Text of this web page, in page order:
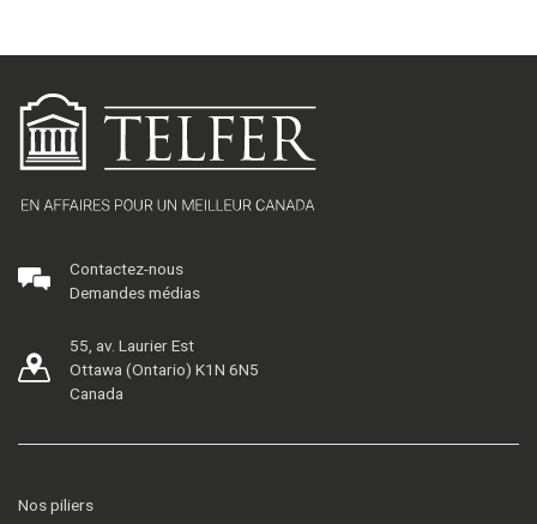
Contactez-nous
Demandes médias
55, av. Laurier Est
Ottawa (Ontario) K1N 6N5
Canada
Nos piliers